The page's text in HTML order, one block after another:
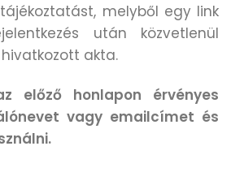
melyből egy link
után közvetlenül
akta.
előző honlapon érvényes
vagy emailcímet és